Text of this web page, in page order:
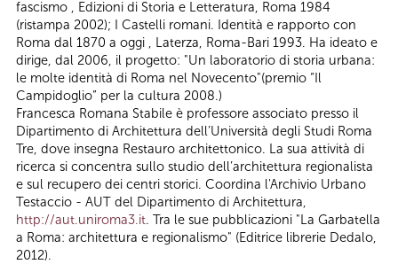
fascismo , Edizioni di Storia e Letteratura, Roma 1984
(ristampa 2002); I Castelli romani. Identità e rapporto con
Roma dal 1870 a oggi , Laterza, Roma-Bari 1993. Ha ideato e
dirige, dal 2006, il progetto: "Un laboratorio di storia urbana:
le molte identità di Roma nel Novecento"(premio “Il
Campidoglio” per la cultura 2008.)
Francesca Romana Stabile è professore associato presso il
Dipartimento di Architettura dell’Università degli Studi Roma
Tre, dove insegna Restauro architettonico. La sua attività di
ricerca si concentra sullo studio dell’architettura regionalista
e sul recupero dei centri storici. Coordina l'Archivio Urbano
Testaccio - AUT del Dipartimento di Architettura,
http://aut.uniroma3.it. Tra le sue pubblicazioni "La Garbatella
a Roma: architettura e regionalismo" (Editrice librerie Dedalo,
2012).